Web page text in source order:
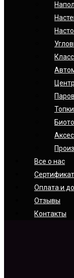
Все о нас
Оплата и
Отзывы
Контакты